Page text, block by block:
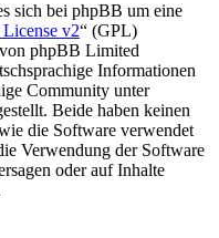
sich bei phpBB um eine
v2“ (GPL)
phpBB Limited
Informationen
Community unter
Beide haben keinen
die Software verwendet
Verwendung der Software
oder auf Inhalte